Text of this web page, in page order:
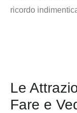
ricordo
Le
Fare e